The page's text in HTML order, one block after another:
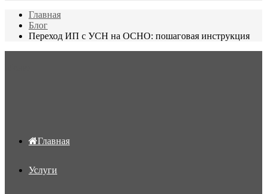
Главная
Блог
Переход ИП с УСН на ОСНО: пошаговая инструкция
Главная
Услуги